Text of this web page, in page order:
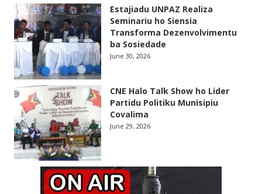
Estajiadu UNPAZ Realiza
Seminariu ho Siensia
Transforma Dezenvolvimentu
ba Sosiedade
June 30, 2026
CNE Halo Talk Show ho Lider
Partidu Politiku Munisipiu
Covalima
June 29, 2026